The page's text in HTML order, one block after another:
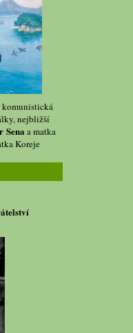
komunistická
nejbližší
Sena a matka
Koreje